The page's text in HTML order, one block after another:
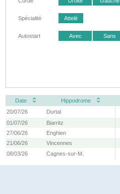
Spécialité Attelé
Autostart Avec Sans
Date Hippodrome
20/07/26
Durtal
01/07/26
Biarritz
27/06/26
Enghien
21/06/26
Vincennes
08/03/26
Cagnes-sur-M.